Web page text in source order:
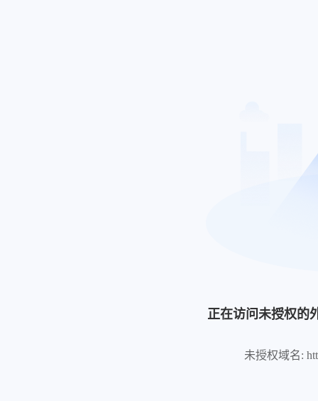
正在访问未授权的
未授权域名: